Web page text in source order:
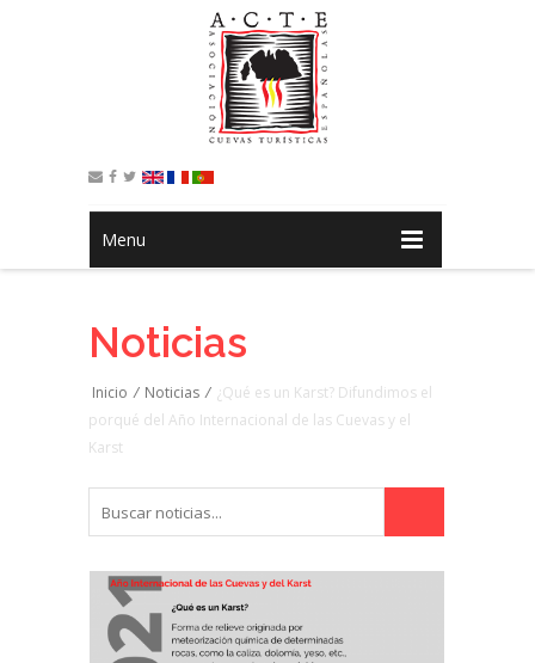
Menu
Noticias
Inicio / Noticias / ¿Qué es un Karst? Difundimos el
porqué del Año Internacional de las Cuevas y el
Karst